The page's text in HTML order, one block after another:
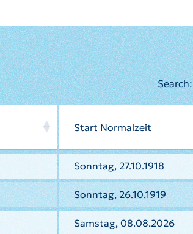
Search:
Start Normalzeit
Sonntag, 27.10.1918
Sonntag, 26.10.1919
Samstag, 08.08.2026